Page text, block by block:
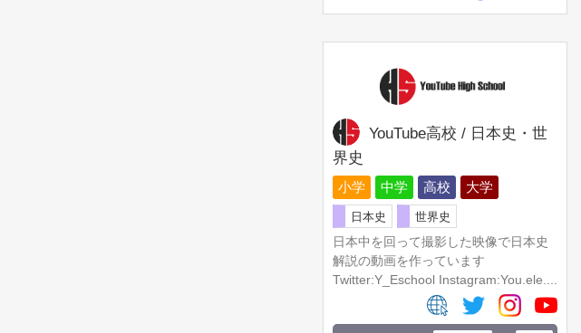
YouTube高校 / 日本史・世
界史
小学 中学 高校 大学
日本史
世界史
日本中を回って撮影した映像で日本史
解説の動画を作っています
Twitter:Y_Eschool Instagram:You.ele....